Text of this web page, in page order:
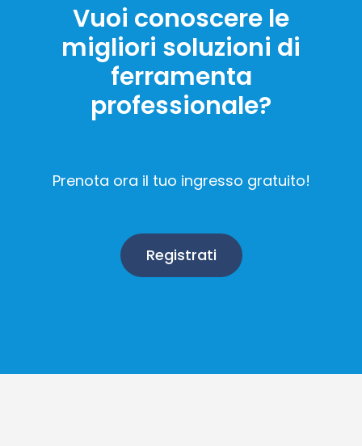
Vuoi conoscere le
migliori soluzioni di
ferramenta
professionale?
Prenota ora il tuo ingresso gratuito!
Registrati